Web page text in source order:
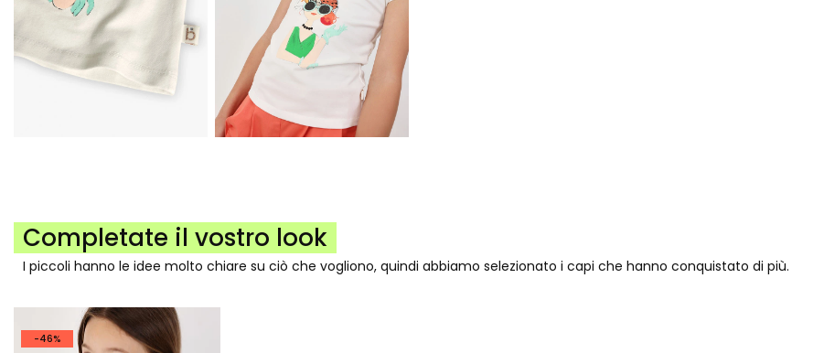
Completate il vostro look
I piccoli hanno le idee molto chiare su ciò che vogliono, quindi abbiamo selezionato i capi che hanno conquistato di più.
-46%